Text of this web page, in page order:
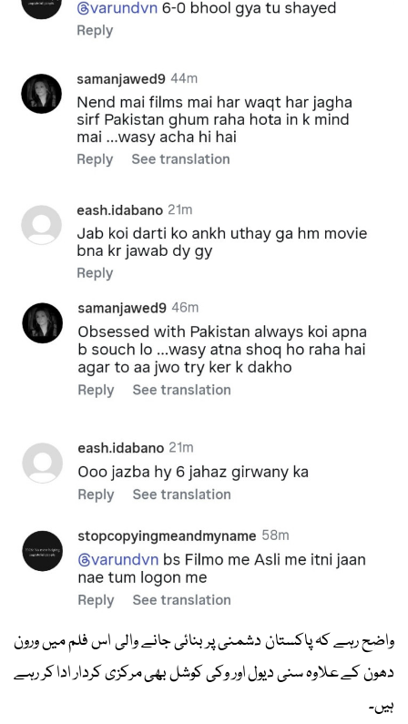
واضح رہے کہ پاکستان دشمنی پر بنائی جانے والی اس فلم میں ورون
دھون کے علاوہ سنی دیول اور وکی کوشل بھی مرکزی کردار ادا کر رہے
ہیں۔